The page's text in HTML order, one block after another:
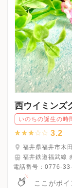
西ウイミンズ
いのちの誕生の時
3.2
福井県福井市木
福井鉄道福武線
電話番号： 0776-
ここがポイ